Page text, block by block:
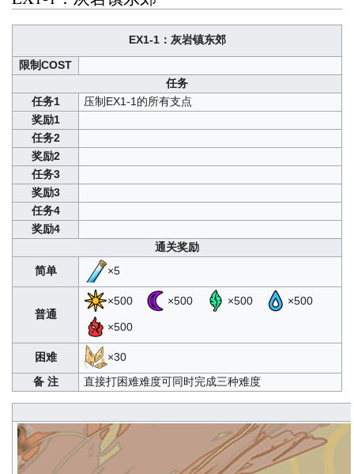
EX1-1：灰岩镇东郊
限制COST
任务
任务1
压制EX1-1的所有支点
奖励1
任务2
奖励2
任务3
奖励3
任务4
奖励4
通关奖励
简单
×5
普通
×500 ×500 ×500 ×500
×500
困难
×30
备 注
直接打困难难度可同时完成三种难度